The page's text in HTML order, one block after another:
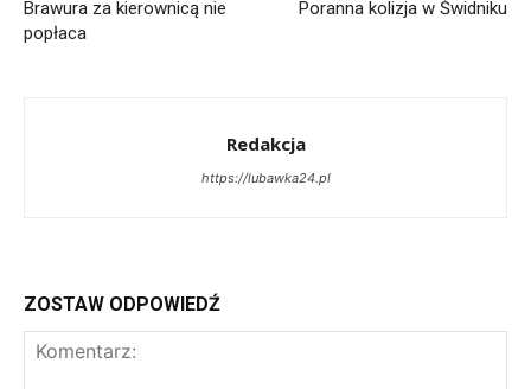
Brawura za kierownicą nie
popłaca
Poranna kolizja w Świdniku
Redakcja
https://lubawka24.pl
ZOSTAW ODPOWIEDŹ